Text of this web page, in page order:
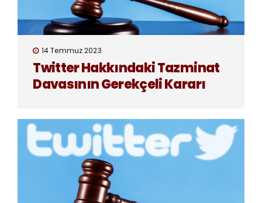
14 Temmuz 2023
Twitter Hakkındaki Tazminat
Davasının Gerekçeli Kararı